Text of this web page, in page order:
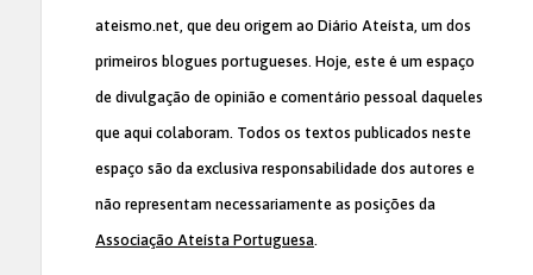
ateismo.net, que deu origem ao Diário Ateísta, um dos
primeiros blogues portugueses. Hoje, este é um espaço
de divulgação de opinião e comentário pessoal daqueles
que aqui colaboram. Todos os textos publicados neste
espaço são da exclusiva responsabilidade dos autores e
não representam necessariamente as posições da
Associação Ateísta Portuguesa.